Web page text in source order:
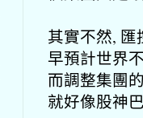
其實不然,
早預計世界
而調整集團
就好像股神